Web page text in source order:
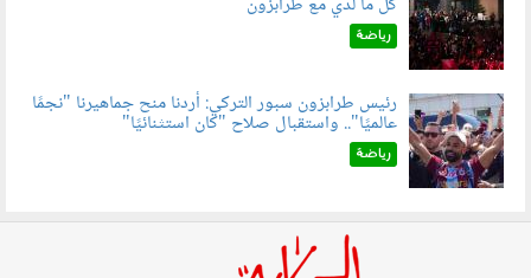
060802.jpg رياضة
060803.jpg
رئيس طرابزون سبور التركي: أردنا منح جماهيرنا "نجمًا
عالميًا".. واستقبال صلاح "كان استثنائيًا"
رياضة